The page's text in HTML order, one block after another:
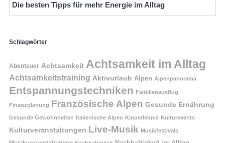
Die besten Tipps für mehr Energie im Alltag
Schlagwörter
Abenteuer Achtsamkeit Achtsamkeit im Alltag
Achtsamkeitstraining Aktivurlaub Alpen Alpenpanorama
Entspannungstechniken Familienausflug
Finanzplanung Französische Alpen Gesunde Ernährung
Gesunde Gewohnheiten Italienische Alpen Kinoerlebnis Kulturevents
Kulturveranstaltungen Live-Musik Musikfestivals